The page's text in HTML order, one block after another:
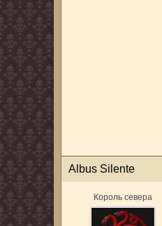
Albus Silente
Король севера